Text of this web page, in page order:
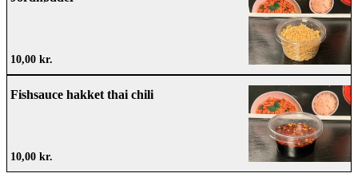
10,00 kr.
Fishsauce hakket thai chili
10,00 kr.